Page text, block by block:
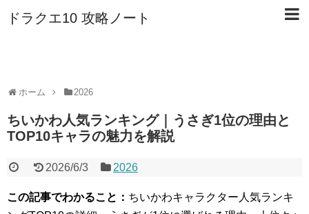
ドラクエ10 攻略ノート
ホーム 2026
ちいかわ人気ランキング｜うさぎ1位の理由と
TOP10キャラの魅力を解説
2026/6/3 2026
この記事でわかること： ちいかわキャラクター人気ランキ